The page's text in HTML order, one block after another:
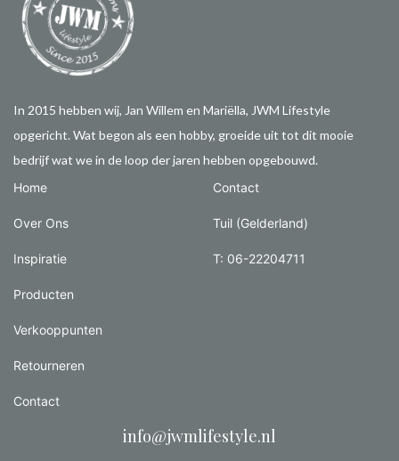
In 2015 hebben wij, Jan Willem en Mariëlla, JWM Lifestyle
opgericht. Wat begon als een hobby, groeide uit tot dit mooie
bedrijf wat we in de loop der jaren hebben opgebouwd.
Home
Over Ons
Inspiratie
Producten
Verkooppunten
Retourneren
Contact
Contact
Tuil (Gelderland)
T: 06-22204711
info@jwmlifestyle.nl